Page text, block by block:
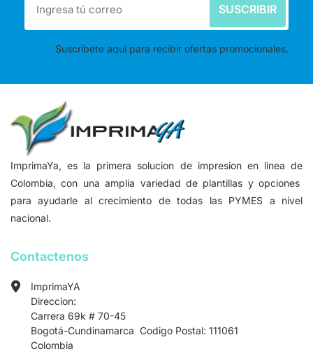
SUSCRIBIR
Suscríbete aquí para recibir ofertas promocionales.
ImprimaYa, es la primera solucion de impresion en linea de
Colombia, con una amplia variedad de plantillas y opciones
para ayudarle al crecimiento de todas las PYMES a nivel
nacional.
Contactenos
ImprimaYA
Direccion:
Carrera 69k # 70-45
Bogotá-Cundinamarca Codigo Postal: 111061
Colombia